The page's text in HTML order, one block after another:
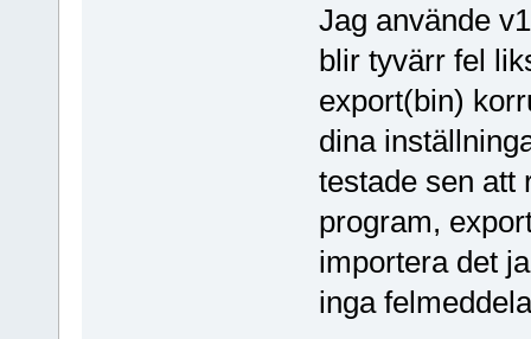
Jag använde
blir tyvärr fel
export(bin)
dina
testade sen att
program,
importera det
inga